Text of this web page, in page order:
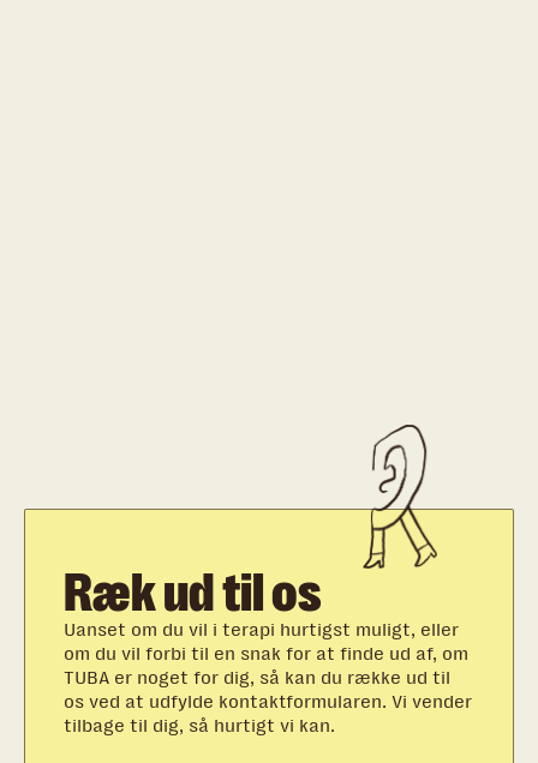
Ræk ud til os
Uanset om du vil i terapi hurtigst muligt, eller
om du vil forbi til en snak for at finde ud af, om
TUBA er noget for dig, så kan du række ud til
os ved at udfylde kontaktformularen. Vi vender
tilbage til dig, så hurtigt vi kan.